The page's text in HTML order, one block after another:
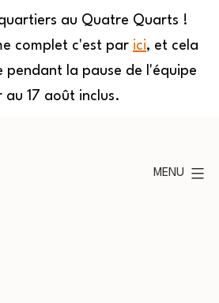
au Quatre Quarts !
complet c'est par ici, et cela
pendant la pause de l'équipe
au 17 août inclus.
MENU